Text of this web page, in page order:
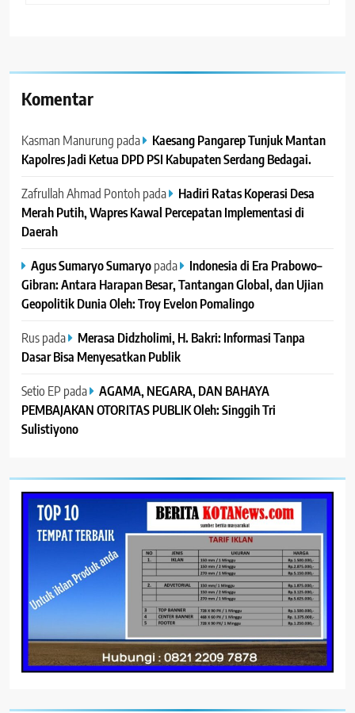
Komentar
Kasman Manurung pada
Kaesang Pangarep Tunjuk Mantan
Kapolres Jadi Ketua DPD PSI Kabupaten Serdang Bedagai. ‎ ‎
Zafrullah Ahmad Pontoh pada
Hadiri Ratas Koperasi Desa
Merah Putih, Wapres Kawal Percepatan Implementasi di
Daerah
Agus Sumaryo Sumaryopada
Indonesia di Era Prabowo–
Gibran: Antara Harapan Besar, Tantangan Global, dan Ujian
Geopolitik Dunia Oleh: Troy Evelon Pomalingo
Ruspada
Merasa Didzholimi, H. Bakri: Informasi Tanpa
Dasar Bisa Menyesatkan Publik
Setio EP pada
AGAMA, NEGARA, DAN BAHAYA
PEMBAJAKAN OTORITAS PUBLIK Oleh: Singgih Tri
Sulistiyono